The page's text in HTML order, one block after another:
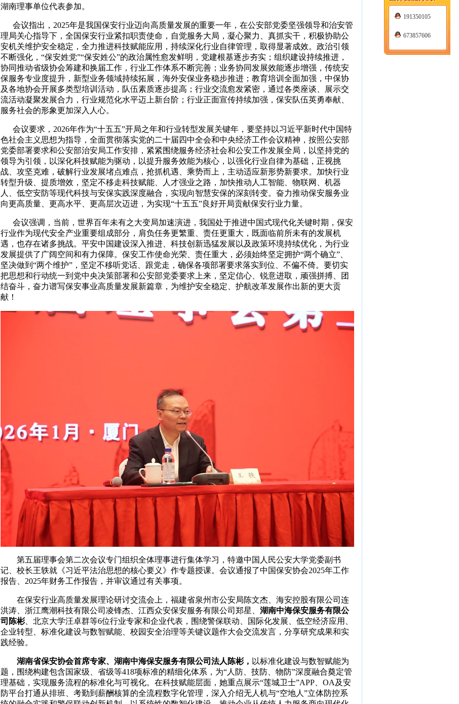
湖南理事单位代表参加。
会议指出，2025年是我国保安行业迈向高质量发展的重要一年，在公安部党委坚强领导和治安管
理局关心指导下，全国保安行业紧扣职责使命，自觉服务大局，凝心聚力、真抓实干，积极协助公
安机关维护安全稳定，全力推进科技赋能应用，持续深化行业自律管理，取得显著成效。政治引领
不断强化，“保安姓党”“保安姓公”的政治属性愈发鲜明，党建根基逐步夯实；组织建设持续推进，
协同推动省级协会筹建和换届工作，行业工作体系不断完善；业务协同发展效能逐步增强，传统安
保服务专业度提升，新型业务领域持续拓展，海外安保业务稳步推进；教育培训全面加强，中保协
及各地协会开展多类型培训活动，队伍素质逐步提高；行业交流愈发紧密，通过各类座谈、展示交
流活动凝聚发展合力，行业规范化水平迈上新台阶；行业正面宣传持续加强，保安队伍英勇奉献、
服务社会的形象更加深入人心。
会议要求，2026年作为“十五五”开局之年和行业转型发展关键年，要坚持以习近平新时代中国特
色社会主义思想为指导，全面贯彻落实党的二十届四中全会和中央经济工作会议精神，按照公安部
党委部署要求和公安部治安局工作安排，紧紧围绕服务经济社会和公安工作发展全局，以坚持党的
领导为引领，以深化科技赋能为驱动，以提升服务效能为核心，以强化行业自律为基础，正视挑
战、攻坚克难，破解行业发展堵点难点，抢抓机遇、乘势而上，主动适应新形势新要求。加快行业
转型升级、提质增效，坚定不移走科技赋能、人才强业之路，加快推动人工智能、物联网、机器
人、低空安防等现代科技与安保实践深度融合，实现向智慧安保的深刻转变。奋力推动保安服务业
向更高质量、更高水平、更高层次迈进，为实现“十五五”良好开局贡献保安行业力量。
会议强调，当前，世界百年未有之大变局加速演进，我国处于推进中国式现代化关键时期，保安
行业作为现代安全产业重要组成部分，肩负任务更繁重、责任更重大，既面临前所未有的发展机
遇，也存在诸多挑战。平安中国建设深入推进、科技创新迅猛发展以及政策环境持续优化，为行业
发展提供了广阔空间和有力保障。保安工作使命光荣、责任重大，必须始终坚定拥护“两个确立”、
坚决做到“两个维护”，坚定不移听党话、跟党走，确保各项部署要求落实到位、不偏不倚。要切实
把思想和行动统一到党中央决策部署和公安部党委要求上来，坚定信心、锐意进取，顽强拼搏、团
结奋斗，奋力谱写保安事业高质量发展新篇章，为维护安全稳定、护航改革发展作出新的更大贡
献！
第五届理事会第二次会议专门组织全体理事进行集体学习，特邀中国人民公安大学党委副书
记、校长王轶就《习近平法治思想的核心要义》作专题授课。会议通报了中国保安协会2025年工作
报告、2025年财务工作报告，并审议通过有关事项。
在保安行业高质量发展理论研讨交流会上，福建省泉州市公安局陈文杰、海安控股有限公司连
洪涛、浙江鹰潮科技有限公司凌锋杰、江西众安保安服务有限公司郑星、 湖南中海保安服务有限公
司陈彬、北京大学汪卓群等6位行业专家和企业代表，围绕警保联动、国际化发展、低空经济应用、
企业转型、标准化建设与数智赋能、校园安全治理等关键议题作大会交流发言，分享研究成果和实
践经验。
湖南省保安协会首席专家、湖南中海保安服务有限公司法人陈彬， 以标准化建设与数智赋能为
题，围绕构建包含国家级、省级等418项标准的精细化体系，为“人防、技防、物防”深度融合奠定管
理基础，实现服务流程的标准化与可视化。在科技赋能层面，她重点展示“莲城卫士”APP、OA及安
防平台打通从排班、考勤到薪酬核算的全流程数字化管理，深入介绍无人机与“空地人”立体防控系
191350105
673857606